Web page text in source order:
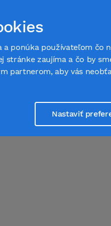
a ponúka používateľom čo
stránke zaujíma a čo by
partnerom, aby vás
Nastaviť